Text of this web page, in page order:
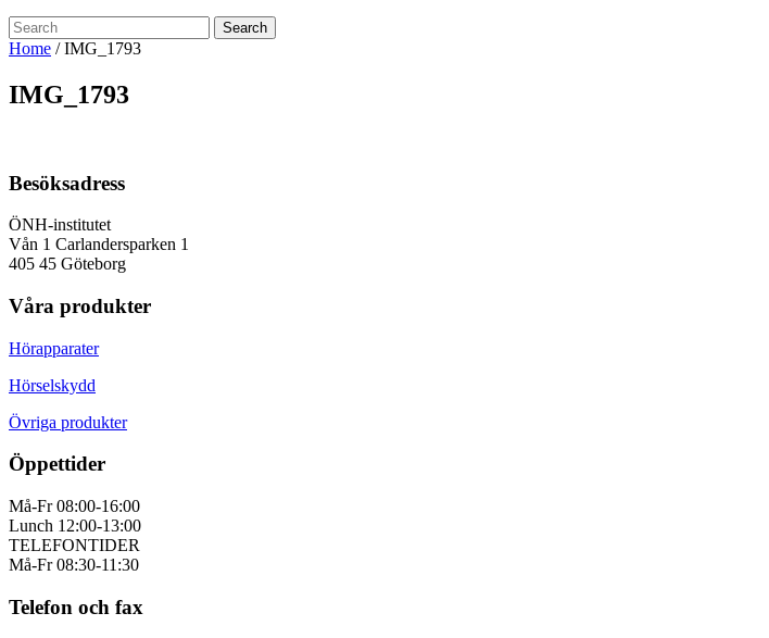
Search
Home /IMG_1793
IMG_1793
Besöksadress
ÖNH-institutet
Vån 1 Carlandersparken 1
405 45 Göteborg
Våra produkter
Hörapparater
Hörselskydd
Övriga produkter
Öppettider
Må-Fr 08:00-16:00
Lunch 12:00-13:00
TELEFONTIDER
Må-Fr 08:30-11:30
Telefon och fax